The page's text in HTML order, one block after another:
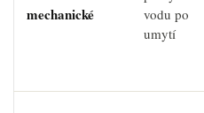
mechanické
vodu po
umytí